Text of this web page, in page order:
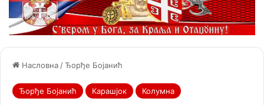
Насловна /Ђорђе Бојанић
Ђорђе Бојанић Карашјок Колумна